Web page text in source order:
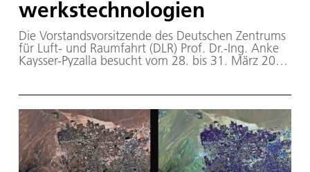
werks­tech­no­lo­gi­en
Die Vorstandsvorsitzende des Deutschen Zentrums
für Luft- und Raumfahrt (DLR) Prof. Dr.-Ing. Anke
Kaysser-Pyzalla besucht vom 28. bis 31. März 2023
Technologien für günstigeren Solarstrom und -
wärme erforscht werden.